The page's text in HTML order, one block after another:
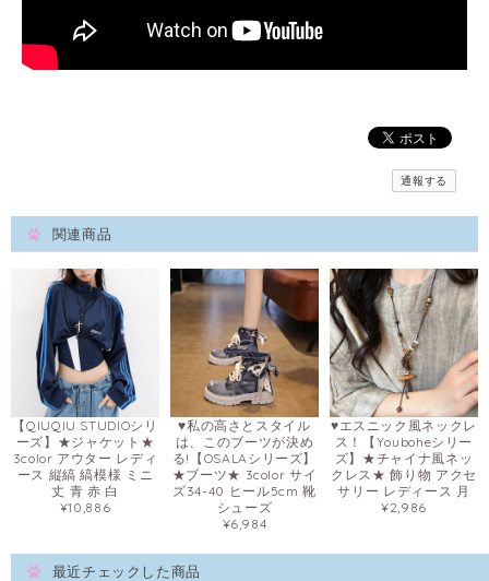
通報する
関連商品
【QIUQIU STUDIOシリ
ーズ】★ジャケット★
3color アウター レディ
ース 縦縞 縞模様 ミニ
丈 青 赤 白
¥10,886
♥私の高さとスタイル
は、このブーツが決め
る!【OSALAシリーズ】
★ブーツ★ 3color サイ
ズ34-40 ヒール5cm 靴
シューズ
¥6,984
♥エスニック風ネックレ
ス！【Youboheシリー
ズ】★チャイナ風ネッ
クレス★ 飾り物 アクセ
サリー レディース 月
¥2,986
最近チェックした商品